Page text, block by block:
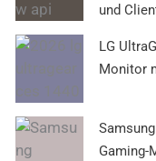
und
LG
Monitor
Gaming-